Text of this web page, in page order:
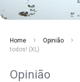
Home Opinião
todos! (XL)
Opinião